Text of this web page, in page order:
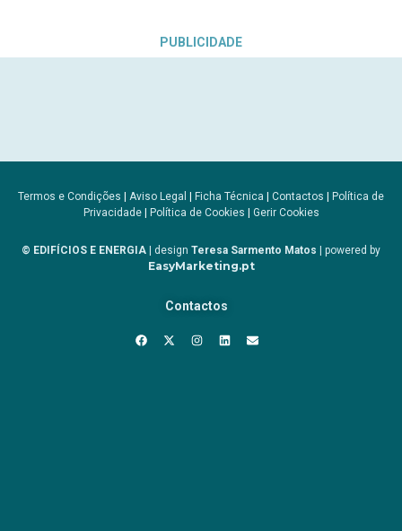
PUBLICIDADE
Termos e Condições | Aviso Legal | Ficha Técnica | Contactos | Política de
Privacidade| Política de Cookies | Gerir Cookies
© EDIFÍCIOS E ENERGIA | design Teresa Sarmento Matos | powered by
EasyMarketing.pt
Contactos